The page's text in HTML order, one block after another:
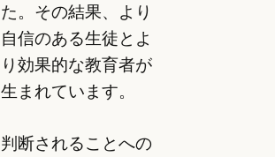
た。その結果、より
自信のある生徒とよ
り効果的な教育者が
生まれています。
判断されることへの